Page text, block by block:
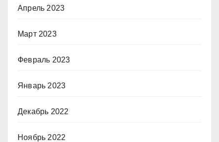
Апрель 2023
Март 2023
Февраль 2023
Январь 2023
Декабрь 2022
Ноябрь 2022